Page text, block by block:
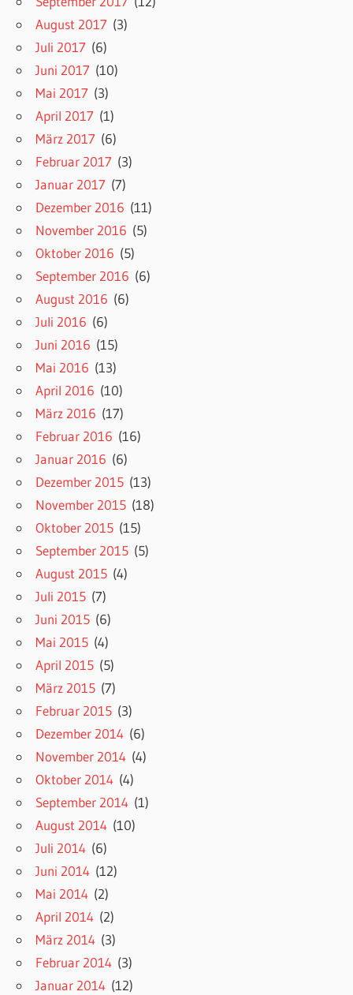
August 2017 (3)
Juli 2017 (6)
Juni 2017 (10)
Mai 2017 (3)
April 2017 (1)
März 2017 (6)
Februar 2017 (3)
Januar 2017 (7)
Dezember 2016 (11)
November 2016 (5)
Oktober 2016 (5)
September 2016 (6)
August 2016 (6)
Juli 2016 (6)
Juni 2016 (15)
Mai 2016 (13)
April 2016 (10)
März 2016 (17)
Februar 2016 (16)
Januar 2016 (6)
Dezember 2015 (13)
November 2015 (18)
Oktober 2015 (15)
September 2015 (5)
August 2015 (4)
Juli 2015 (7)
Juni 2015 (6)
Mai 2015 (4)
April 2015 (5)
März 2015 (7)
Februar 2015 (3)
Dezember 2014 (6)
November 2014 (4)
Oktober 2014 (4)
September 2014 (1)
August 2014 (10)
Juli 2014 (6)
Juni 2014 (12)
Mai 2014 (2)
April 2014 (2)
März 2014 (3)
Februar 2014 (3)
Januar 2014 (12)